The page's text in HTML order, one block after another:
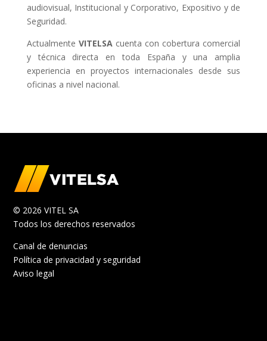
audiovisual, Institucional y Corporativo, Expositivo y de
Seguridad.
Actualmente VITELSAcuenta con cobertura comercial
y técnica directa en toda España y una amplia
experiencia en proyectos internacionales desde sus
oficinas a nivel nacional.
© 2026 VITEL SA
Todos los derechos reservados
Canal de denuncias
Política de privacidad y seguridad
Aviso legal